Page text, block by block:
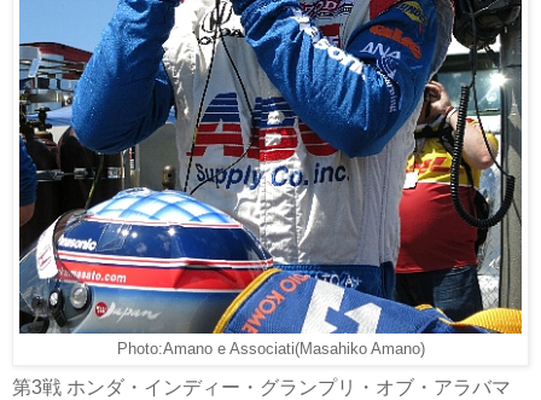
Photo:Amano e Associati(Masahiko Amano)
第3戦 ホンダ・インディー・グランプリ・オブ・アラバマ